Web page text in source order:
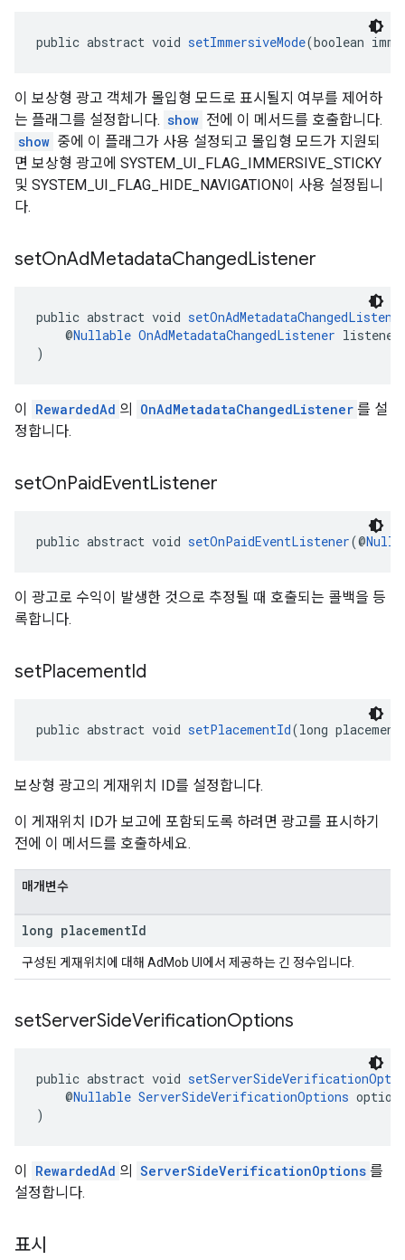
public abstract void setImmersiveMode(boolean
이 보상형 광고 객체가 몰입형 모드로 표시될지 여부를 제어하
는 플래그를 설정합니다. show 전에 이 메서드를 호출합니다.
show 중에 이 플래그가 사용 설정되고 몰입형 모드가 지원되
면 보상형 광고에 SYSTEM_UI_FLAG_IMMERSIVE_STICKY
및 SYSTEM_UI_FLAG_HIDE_NAVIGATION이 사용 설정됩니
다.
setOnAdMetadataChangedListener
public abstract void
@Nullable OnAdMetadataChangedListener listener
)
이 RewardedAd 의 OnAdMetadataChangedListener 를 설
정합니다.
setOnPaidEventListener
public abstract void setOnPaidEventListener(@
이 광고로 수익이 발생한 것으로 추정될 때 호출되는 콜백을 등
록합니다.
setPlacementId
public abstract void setPlacementId(long
보상형 광고의 게재위치 ID를 설정합니다.
이 게재위치 ID가 보고에 포함되도록 하려면 광고를 표시하기
전에 이 메서드를 호출하세요.
매개변수
long placementId
구성된 게재위치에 대해 AdMob UI에서 제공하는 긴 정수입니다.
setServerSideVerificationOptions
public abstract void
@Nullable ServerSideVerificationOptions
)
이 RewardedAd 의 ServerSideVerificationOptions 를
설정합니다.
표시